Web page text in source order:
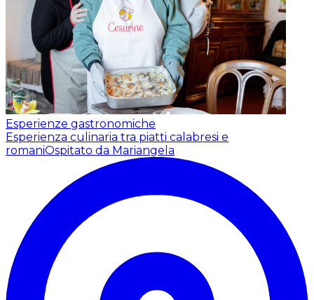
Esperienze gastronomiche
Esperienza culinaria tra piatti calabresi e
romaniOspitato da Mariangela